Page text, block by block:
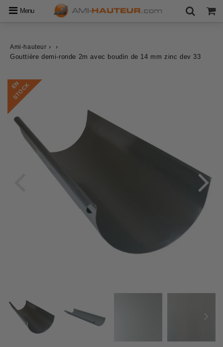
Menu
Ami-hauteur ›
›
Gouttière demi-ronde 2m avec boudin de 14 mm zinc dev 33
E
N
S
T
O
C
K